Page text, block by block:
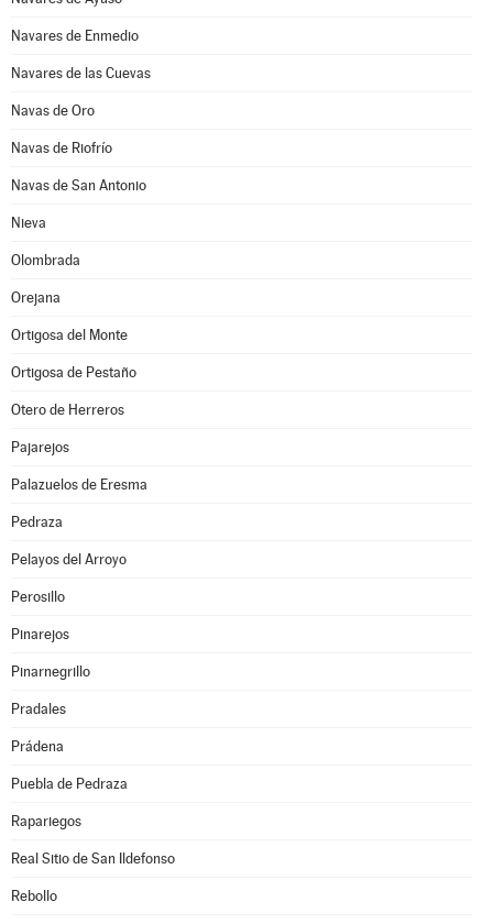
Navares de Enmedio
Navares de las Cuevas
Navas de Oro
Navas de Riofrío
Navas de San Antonio
Nieva
Olombrada
Orejana
Ortigosa del Monte
Ortigosa de Pestaño
Otero de Herreros
Pajarejos
Palazuelos de Eresma
Pedraza
Pelayos del Arroyo
Perosillo
Pinarejos
Pinarnegrillo
Pradales
Prádena
Puebla de Pedraza
Rapariegos
Real Sitio de San Ildefonso
Rebollo